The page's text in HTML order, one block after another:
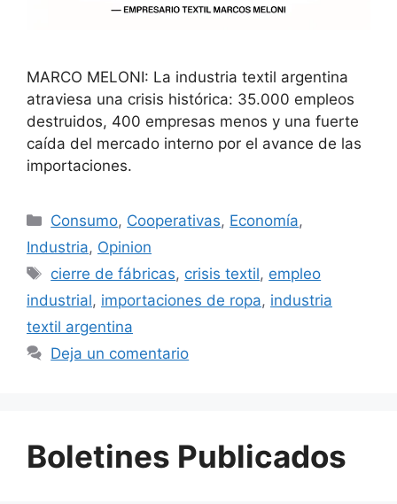
MARCO MELONI: La industria textil argentina
atraviesa una crisis histórica: 35.000 empleos
destruidos, 400 empresas menos y una fuerte
caída del mercado interno por el avance de las
importaciones.
Consumo, Cooperativas, Economía,
Industria, Opinion
cierre de fábricas, crisis textil, empleo
industrial, importaciones de ropa, industria
textil argentina
Deja un comentario
Boletines Publicados